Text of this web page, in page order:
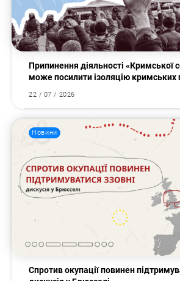
Припинення діяльності «Кримської
може посилити ізоляцію кримських
22 / 07 / 2026
Новини
Спротив окупації повинен